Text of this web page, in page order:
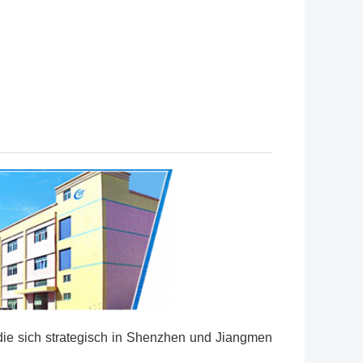
sich strategisch in Shenzhen und Jiangmen